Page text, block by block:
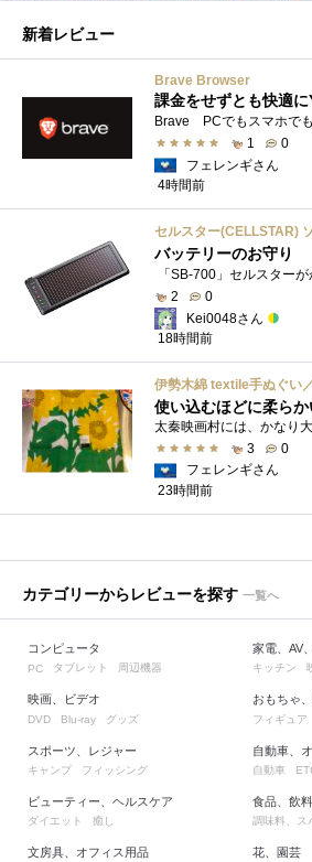
新着レビュー
Brave Browser
1
0
フェレンギさん
4時間前
バッテリーのお守り
2
0
Kei0048さん
18時間前
伊勢木綿 textile手ぬぐい
3
0
フェレンギさん
23時間前
カテゴリーからレビューを探す 一覧へ
コンピュータ
PC タブレット 周辺機器
映画、ビデオ
DVD Blu-ray グッズ
スポーツ、レジャー
キャンプ フィッシング
ビューティー、ヘルスケア
ダイエット 癒し
文房具、オフィス用品
家電、AV
キッチン
おもちゃ
フィギュア
自動車、
自動車
食品、飲料
調味料、ス
花、園芸